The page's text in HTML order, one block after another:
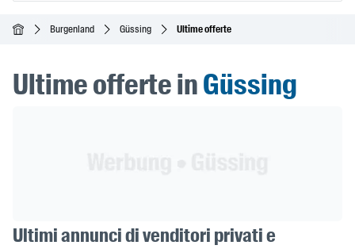
Home Burgenland Güssing Ultime offerte
Ultime offerte inGüssing
Ultimi annunci di venditori privati e